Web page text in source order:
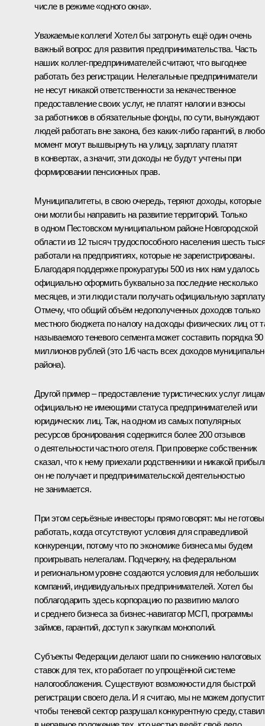
числе в режиме «одного окна».
Уважаемые коллеги! Хотел бы затронуть ещё один очень
важный вопрос для развития предпринимательства. Часть
наших коллег-предпринимателей считают, что выгоднее
работать без регистрации. Нелегальные предприниматели
не несут никакой ответственности за некачественное
предоставление своих услуг, не платят налоги и взносы
за работников в обязательные фонды, по сути, вынуждают
людей работать вне закона, без каких-либо гарантий, в
момент могут вышвырнуть на улицу, зарплату платят
в конвертах, а значит, эти доходы не будут учтены при
формировании пенсионных прав.
Муниципалитеты, в свою очередь, теряют доходы, которые
они могли бы направить на развитие территорий. Только
в одном Пестовском муниципальном районе Новгородской
области из 12 тысяч трудоспособного населения шесть
работали на предприятиях, которые не зарегистрированы.
Благодаря поддержке прокуратуры 500 из них нам удалось
официально оформить буквально за последние несколько
месяцев, и эти люди стали получать официальную
Отмечу, что общий объём недополученных доходов только
местного бюджета по налогу на доходы физических лиц от
называемого теневого сегмента может составить порядка 90
миллионов рублей (это 1/6 часть всех доходов
района).
Другой пример – предоставление туристических услуг
официально не имеющими статуса предпринимателей или
юридических лиц. Так, на одном из самых популярных
ресурсов бронирования содержится более 200 отзывов
о деятельности частного отеля. При проверке собственник
сказал, что к нему приехали родственники и никакой
он не получает и предпринимательской деятельностью
не занимается.
При этом серьёзные инвесторы прямо говорят: мы не готовы
работать, когда отсутствуют условия для справедливой
конкуренции, потому что по экономике бизнеса мы будем
проигрывать нелегалам. Подчеркну, на федеральном
и региональном уровне создаются условия для небольших
компаний, индивидуальных предпринимателей. Хотел бы
поблагодарить здесь корпорацию по развитию малого
и среднего бизнеса за бизнес-навигатор МСП, программы
займов, гарантий, доступ к закупкам монополий.
Субъекты Федерации делают шаги по снижению налоговых
ставок для тех, кто работает по упрощённой системе
налогообложения. Существуют возможности для быстрой
регистрации своего дела. И я считаю, мы не можем
чтобы теневой сектор разрушал конкурентную среду, ставил